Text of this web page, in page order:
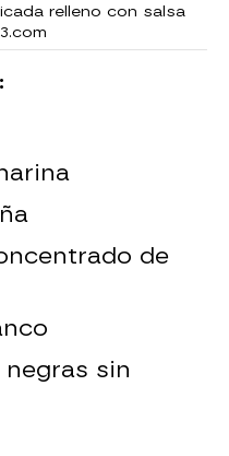
relleno con salsa
de
sin